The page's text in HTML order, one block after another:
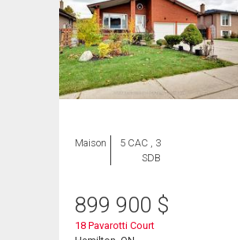
Maison
5 CAC , 3
SDB
899 900 $
18 Pavarotti Court